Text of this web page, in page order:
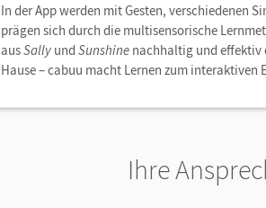
In der App werden mit Gesten, verschiedenen
prägen sich durch die multisensorische
ausSally und Sunshine nachhaltig und effektiv
Hause – cabuu macht Lernen zum interaktiven
Ihre